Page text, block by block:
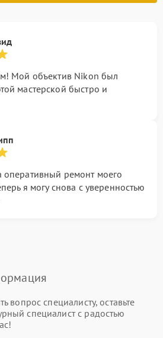
Мой объектив Nikon был
мастерской быстро и
оперативный ремонт моего
я могу снова с уверенностью
вопрос специалисту, оставьте
специалист с радостью